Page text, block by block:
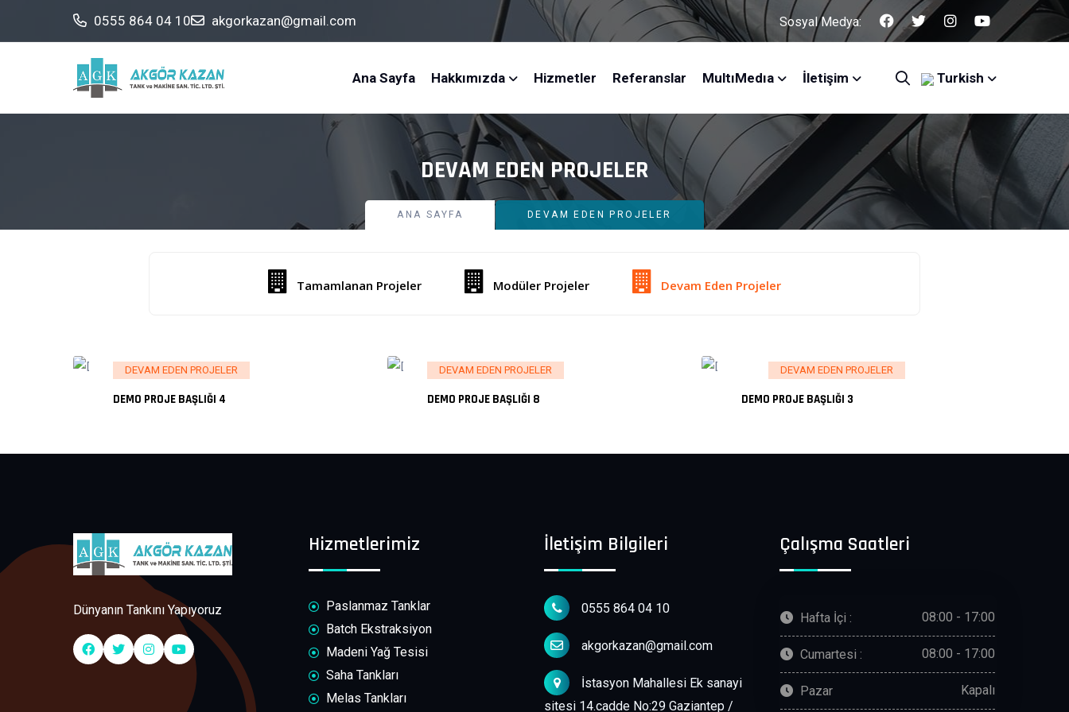
0555 864 04 10 akgorkazan@gmail.com Sosyal Medya:
Ana Sayfa Hakkımızda Hizmetler Referanslar MultıMedıa İletişim Turkish
DEVAM EDEN PROJELER
ANA SAYFA DEVAM EDEN PROJELER
Tamamlanan Projeler Modüler Projeler Devam Eden Projeler
DEVAM EDEN PROJELER
DEMO PROJE BAŞLIĞI 4
DEVAM EDEN PROJELER
DEMO PROJE BAŞLIĞI 8
DEVAM EDEN PROJELER
DEMO PROJE BAŞLIĞI 3
Dünyanın Tankını Yapıyoruz
Hizmetlerimiz
Paslanmaz Tanklar
Batch Ekstraksiyon
Madeni Yağ Tesisi
Saha Tankları
Melas Tankları
İletişim Bilgileri
0555 864 04 10
akgorkazan@gmail.com
İstasyon Mahallesi Ek sanayi
sitesi 14.cadde No:29 Gaziantep /
Çalışma Saatleri
Hafta İçi : 08:00 - 17:00
Cumartesi : 08:00 - 17:00
Pazar Kapalı